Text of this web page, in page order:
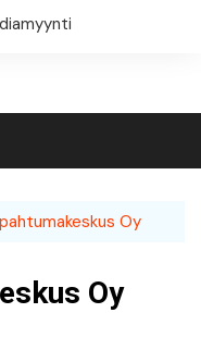
Oy
Oy